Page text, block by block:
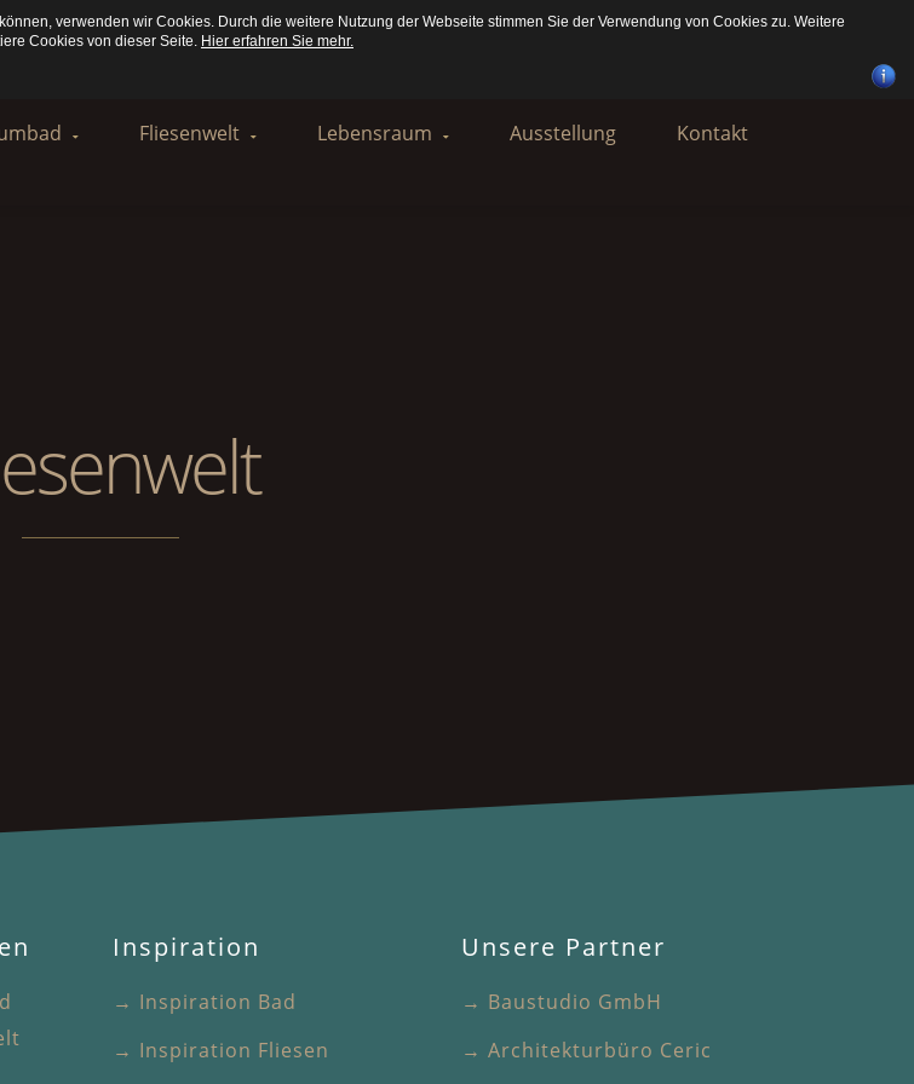
Fliesenwelt
Outdoor
Referenzen Fliesen
Lebensraum Ausstellung Kontakt
Inspiration
→ Inspiration Bad
→ Inspiration Fliesen
Unsere Partner
→ Baustudio GmbH
→ Architekturbüro Ceric
verwenden wir Cookies. Durch die weitere Nutzung der Webseite stimmen Sie der Verwendung von Cookies zu. Weitere
Cookies von dieser Seite. Hier erfahren Sie mehr.